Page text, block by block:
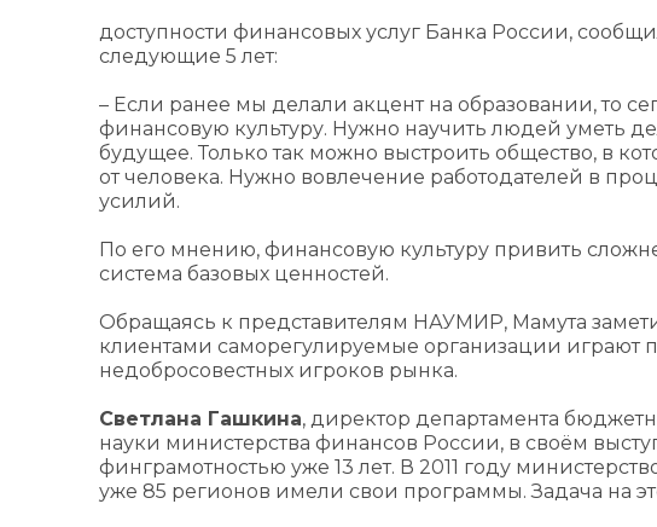
доступности финансовых услуг Банка России,
следующие 5 лет:
– Если ранее мы делали акцент на образовании, то
финансовую культуру. Нужно научить людей уметь
будущее. Только так можно выстроить общество, в
от человека. Нужно вовлечение работодателей в
усилий.
По его мнению, финансовую культуру привить
система базовых ценностей.
Обращаясь к представителям НАУМИР, Мамута
клиентами саморегулируемые организации играют
недобросовестных игроков рынка.
Светлана Гашкина, директор департамента
науки министерства финансов России, в своём
финграмотностью уже 13 лет. В 2011 году
уже 85 регионов имели свои программы. Задача на